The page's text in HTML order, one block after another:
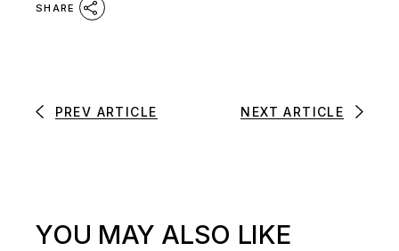
SHARE
PREV ARTICLE NEXT ARTICLE
YOU MAY ALSO LIKE